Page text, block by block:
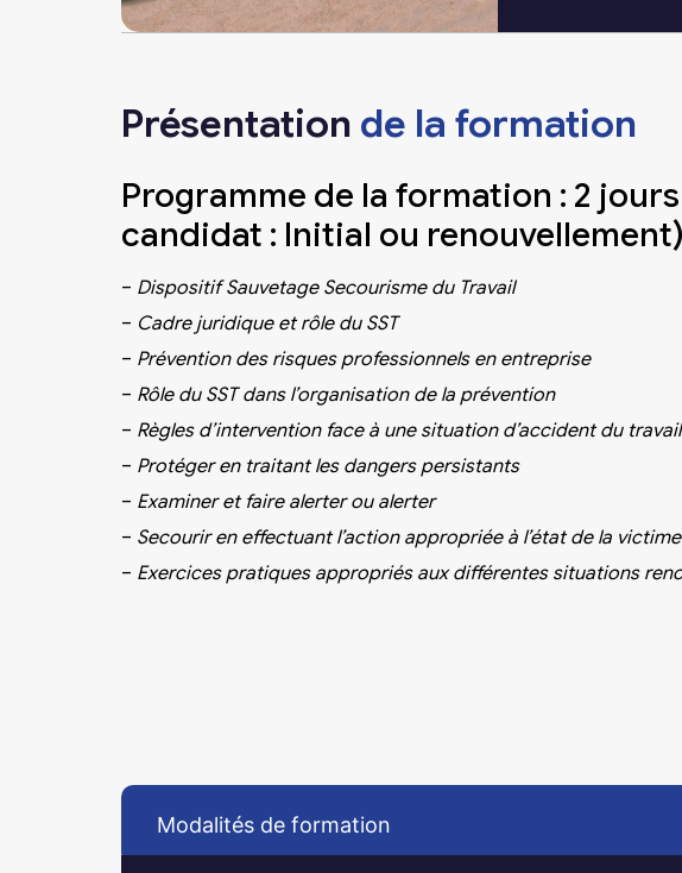
Présentation de la formation
Programme de la formation : 2
candidat : Initial ou renouvellement)
– Dispositif Sauvetage Secourisme du Travail
– Cadre juridique et rôle du SST
– Prévention des risques professionnels en entreprise
– Rôle du SST dans l’organisation de la prévention
– Règles d’intervention face à une situation d’accident du travail
– Protéger en traitant les dangers persistants
– Examiner et faire alerter ou alerter
– Secourir en effectuant l’action appropriée à l’état de la victime
– Exercices pratiques appropriés aux différentes situations
Modalités de formation